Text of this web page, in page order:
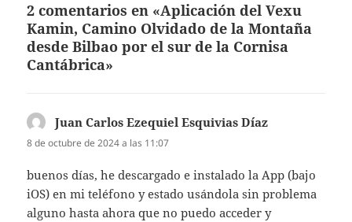
2 comentarios en «Aplicación del Vexu
Kamin, Camino Olvidado de la Montaña
desde Bilbao por el sur de la Cornisa
Cantábrica»
Juan Carlos Ezequiel Esquivias Díaz
8 de octubre de 2024 a las 11:07
buenos días, he descargado e instalado la App (bajo
iOS) en mi teléfono y estado usándola sin problema
alguno hasta ahora que no puedo acceder y